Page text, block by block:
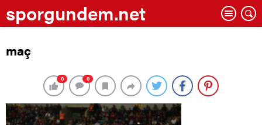
sporgundem.net
maç
0 0